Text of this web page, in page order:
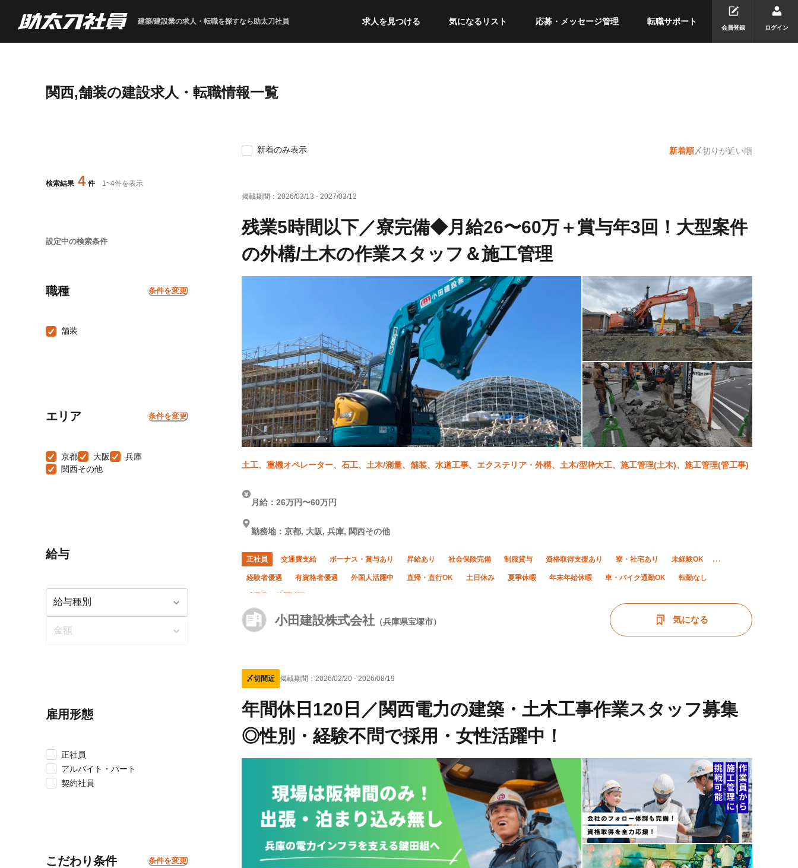
建築/建設業の求人・転職を探すなら助太刀社員 求人を見つける 気になるリスト 応募・メッセージ管理 転職サポート
会員登録 ログイン
関西,舗装の建設求人・転職情報一覧
検索結果 4 件 1~4件を表示
設定中の検索条件
職種 条件を変更
舗装
エリア 条件を変更
京都 大阪
兵庫
関西その他
給与
雇用形態
正社員
アルバイト・パート
契約社員
こだわり条件 条件を変更
新着のみ表示 新着順〆切りが近い順
掲載期間： 2026/03/13 - 2027/03/12
土工、重機オペレーター、石工、土木/測量、舗装、水道工事、エクステリア・外構、土木/型枠大工、施工管理(土木)、施工管理(管工事)
残業5時間以下／寮完備◆月給26〜60万＋賞与年3回！大型案件
の外構/土木の作業スタッフ＆施工管理
小田建設株式会社 （兵庫県宝塚市）
月給：26万円〜60万円
勤務地：京都, 大阪, 兵庫, 関西その他
正社員 交通費支給 ボーナス・賞与あり 昇給あり 社会保険完備 制服貸与 資格取得支援あり 寮・社宅あり 未経験OK
経験者優遇 有資格者優遇 外国人活躍中 直帰・直行OK 土日休み 夏季休暇 年末年始休暇 車・バイク通勤OK 転勤なし
気になる
〆切間近 掲載期間： 2026/02/20 - 2026/08/19
年間休日120日／関西電力の建築・土木工事作業スタッフ募集
◎性別・経験不問で採用・女性活躍中！